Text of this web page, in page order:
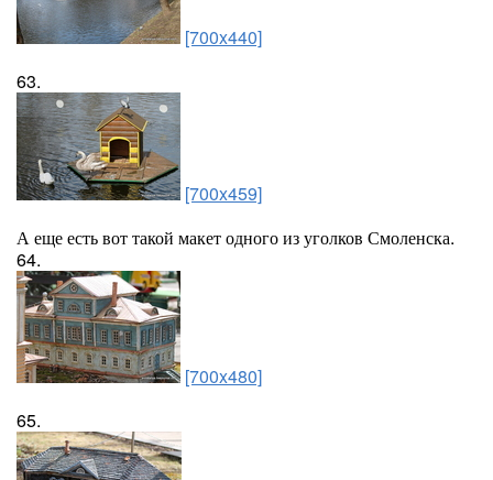
[700x440]
63.
[700x459]
А еще есть вот такой макет одного из уголков Смоленска.
64.
[700x480]
65.